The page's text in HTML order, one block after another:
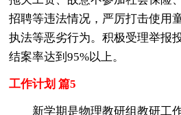
招聘等违法情况，严厉打击使用
执法等恶劣行为。积极受理举报
结案率达到95%以上。
工作计划 篇5
新学期是物理教研组教研工